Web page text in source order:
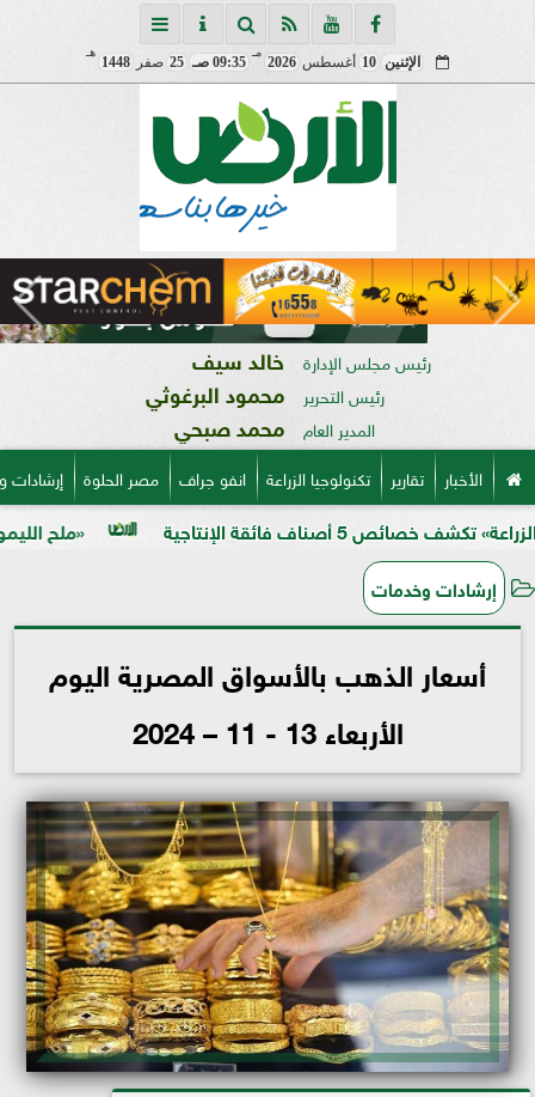
الإثنين 10 أغسطس 2026
مـ
09:35 صـ 25 صفر 1448
هـ
رئيس مجلس الإدارة خالد سيف
رئيس التحرير محمود البرغوثي
المدير العام محمد صبحي
الأخبار تقارير تكنولوجيا الزراعة انفو جراف مصر الحلوة
«ملح الليمون».. الإنتاجية
إرشادات وخدمات
أسعار الذهب بالأسواق المصرية اليوم
الأربعاء 13 - 11 – 2024